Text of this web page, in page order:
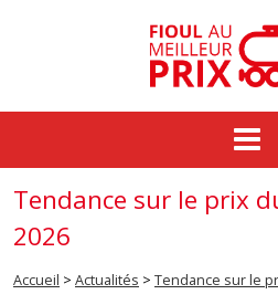
Tendance sur le prix
2026
Accueil > Actualités > Tendance sur le